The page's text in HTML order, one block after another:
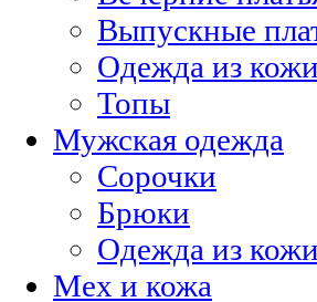
Выпускные
Одежда из кожи
Топы
Мужская одежда
Сорочки
Брюки
Одежда из кожи
Мех и кожа